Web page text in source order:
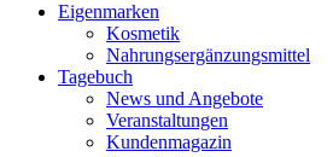
Eigenmarken
Kosmetik
Nahrungsergänzungsmittel
Tagebuch
News und Angebote
Veranstaltungen
Kundenmagazin